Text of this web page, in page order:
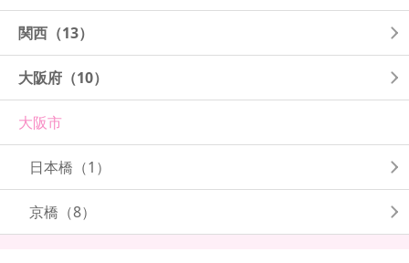
関西 （13）
大阪府 （10）
大阪市
日本橋 （1）
京橋 （8）